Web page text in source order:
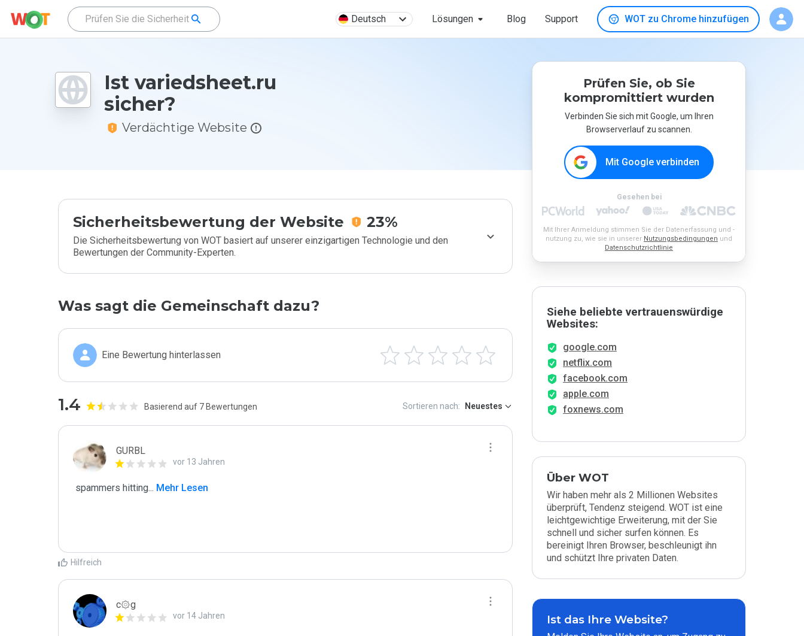
Deutsch Lösungen Blog Support WOT zu Chrome hinzufügen
Ist variedsheet.ru
sicher?
Verdächtige Website
Sicherheitsbewertung der Website 23%
Die Sicherheitsbewertung von WOT basiert auf unserer einzigartigen Technologie und den
Bewertungen der Community-Experten.
Was sagt die Gemeinschaft dazu?
Eine Bewertung hinterlassen
1.4 Basierend auf 7 Bewertungen Sortieren nach: Neuestes
GURBL
vor 13 Jahren
spammers hitting... Mehr Lesen
Hilfreich
c۞g
vor 14 Jahren
Prüfen Sie, ob Sie
kompromittiert wurden
Verbinden Sie sich mit Google, um Ihren
Browserverlauf zu scannen.
Mit Google verbinden
Gesehen bei
Mit Ihrer Anmeldung stimmen Sie der Datenerfassung und -
nutzung zu, wie sie in unserer Nutzungsbedingungen und
Datenschutzrichtlinie
Siehe beliebte vertrauenswürdige
Websites:
google.com
netflix.com
facebook.com
apple.com
foxnews.com
Über WOT
Wir haben mehr als 2 Millionen Websites
überprüft, Tendenz steigend. WOT ist eine
leichtgewichtige Erweiterung, mit der Sie
schnell und sicher surfen können. Es
bereinigt Ihren Browser, beschleunigt ihn
und schützt Ihre privaten Daten.
Ist das Ihre Website?